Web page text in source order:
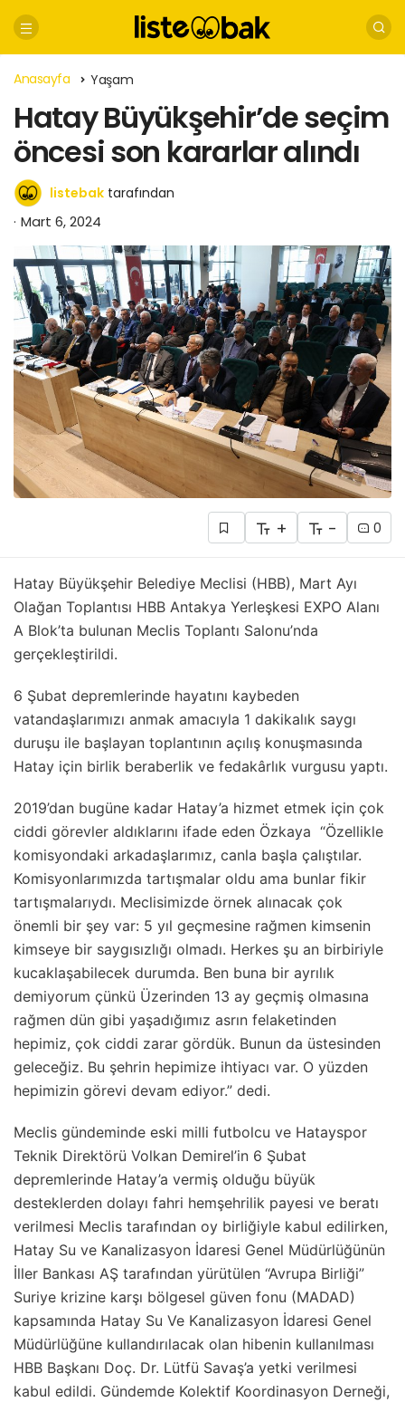
Anasayfa Yaşam
Hatay Büyükşehir’de seçim
öncesi son kararlar alındı
listebak tarafından
Mart 6, 2024
+ - 0
Hatay Büyükşehir Belediye Meclisi (HBB), Mart Ayı
Olağan Toplantısı HBB Antakya Yerleşkesi EXPO Alanı
A Blok’ta bulunan Meclis Toplantı Salonu’nda
gerçekleştirildi.
6 Şubat depremlerinde hayatını kaybeden
vatandaşlarımızı anmak amacıyla 1 dakikalık saygı
duruşu ile başlayan toplantının açılış konuşmasında
Hatay için birlik beraberlik ve fedakârlık vurgusu yaptı.
2019’dan bugüne kadar Hatay’a hizmet etmek için çok
ciddi görevler aldıklarını ifade eden Özkaya “Özellikle
komisyondaki arkadaşlarımız, canla başla çalıştılar.
Komisyonlarımızda tartışmalar oldu ama bunlar fikir
tartışmalarıydı. Meclisimizde örnek alınacak çok
önemli bir şey var: 5 yıl geçmesine rağmen kimsenin
kimseye bir saygısızlığı olmadı. Herkes şu an birbiriyle
kucaklaşabilecek durumda. Ben buna bir ayrılık
demiyorum çünkü Üzerinden 13 ay geçmiş olmasına
rağmen dün gibi yaşadığımız asrın felaketinden
hepimiz, çok ciddi zarar gördük. Bunun da üstesinden
geleceğiz. Bu şehrin hepimize ihtiyacı var. O yüzden
hepimizin görevi devam ediyor.” dedi.
Meclis gündeminde eski milli futbolcu ve Hatayspor
Teknik Direktörü Volkan Demirel’in 6 Şubat
depremlerinde Hatay’a vermiş olduğu büyük
desteklerden dolayı fahri hemşehrilik payesi ve beratı
verilmesi Meclis tarafından oy birliğiyle kabul edilirken,
Hatay Su ve Kanalizasyon İdaresi Genel Müdürlüğünün
İller Bankası AŞ tarafından yürütülen “Avrupa Birliği”
Suriye krizine karşı bölgesel güven fonu (MADAD)
kapsamında Hatay Su Ve Kanalizasyon İdaresi Genel
Müdürlüğüne kullandırılacak olan hibenin kullanılması
HBB Başkanı Doç. Dr. Lütfü Savaş’a yetki verilmesi
kabul edildi. Gündemde Kolektif Koordinasyon Derneği,